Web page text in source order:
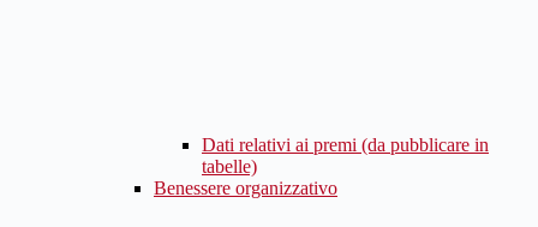
Dati relativi ai premi (da pubblicare in
tabelle)
Benessere organizzativo